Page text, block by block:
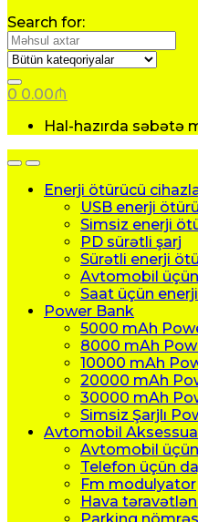
Search for:
0 0.00₼
Hal-hazırda səbətə
Enerji ötürücü
USB enerji
Simsiz enerji
PD sürətli şarj
Sürətli enerji
Avtomobil
Saat üçün
Power Bank
5000 mAh
8000 mAh
10000 mAh
20000 mAh
30000 mAh
Simsiz Şarjlı
Avtomobil
Avtomobil
Telefon üçün
Fm modulyator
Hava